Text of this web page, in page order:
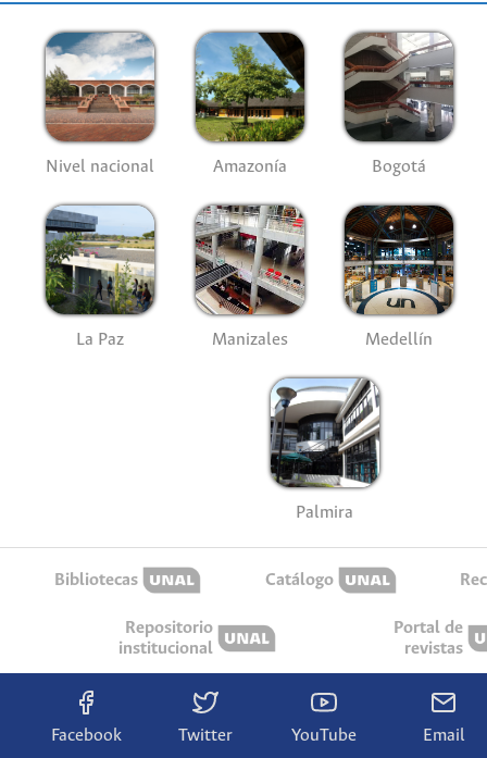
Nivel nacional Amazonía Bogotá
La Paz Manizales Medellín
Palmira
Bibliotecas Catálogo
Repositorio
institucional
Portal de
revistas
Facebook Twitter YouTube Email